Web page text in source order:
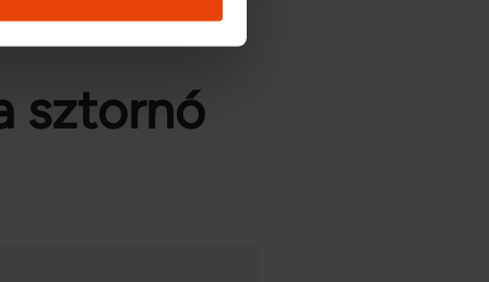
valamint
megosztjuk az Ön
sztornó